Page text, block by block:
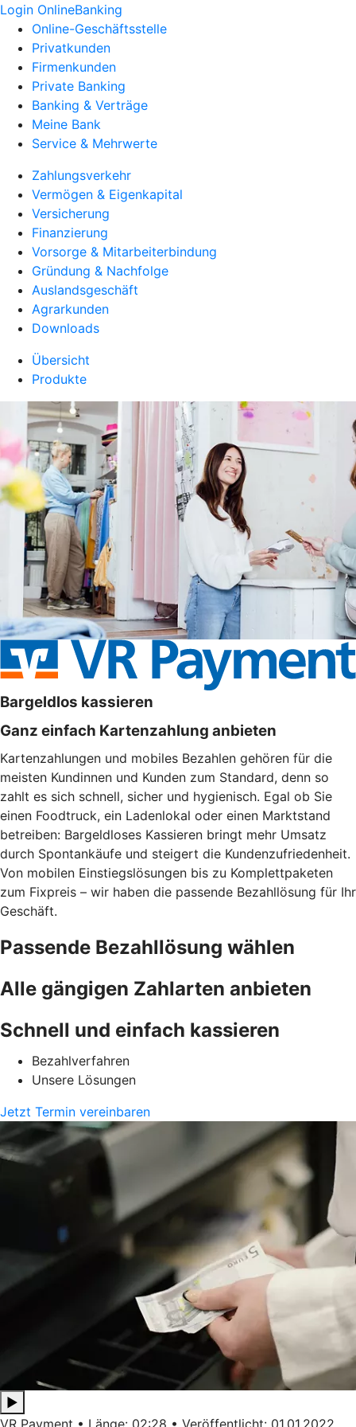
Login OnlineBanking
Online-Geschäftsstelle
Privatkunden
Firmenkunden
Private Banking
Banking & Verträge
Meine Bank
Service & Mehrwerte
Zahlungsverkehr
Vermögen & Eigenkapital
Versicherung
Finanzierung
Vorsorge & Mitarbeiterbindung
Gründung & Nachfolge
Auslandsgeschäft
Agrarkunden
Downloads
Übersicht
Produkte
Bargeldlos kassieren
Ganz einfach Kartenzahlung anbieten
Kartenzahlungen und mobiles Bezahlen gehören für die
meisten Kundinnen und Kunden zum Standard, denn so
zahlt es sich schnell, sicher und hygienisch. Egal ob Sie
einen Foodtruck, ein Ladenlokal oder einen Marktstand
betreiben: Bargeldloses Kassieren bringt mehr Umsatz
durch Spontankäufe und steigert die Kundenzufriedenheit.
Von mobilen Einstiegslösungen bis zu Komplettpaketen
zum Fixpreis – wir haben die passende Bezahllösung für Ihr
Geschäft.
Passende Bezahllösung wählen
Alle gängigen Zahlarten anbieten
Schnell und einfach kassieren
Bezahlverfahren
Unsere Lösungen
Jetzt Termin vereinbaren
▶
VR Payment • Länge: 02:28 • Veröffentlicht: 01.01.2022